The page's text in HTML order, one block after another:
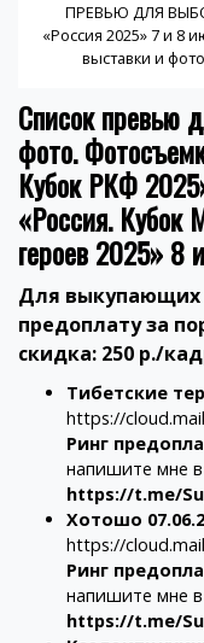
ПРЕВЬЮ ДЛЯ
«Россия 2025» 7 и 8
выставки и
Список превью
фото.
Кубок РКФ
«Россия. Кубок
героев 2025» 8
Для выкупающих
предоплату за
скидка: 250 р./
Тибетские
https://
Ринг
напишите мне
https://t.me/
Хотошо
https://
Ринг
напишите мне
https://t.me/